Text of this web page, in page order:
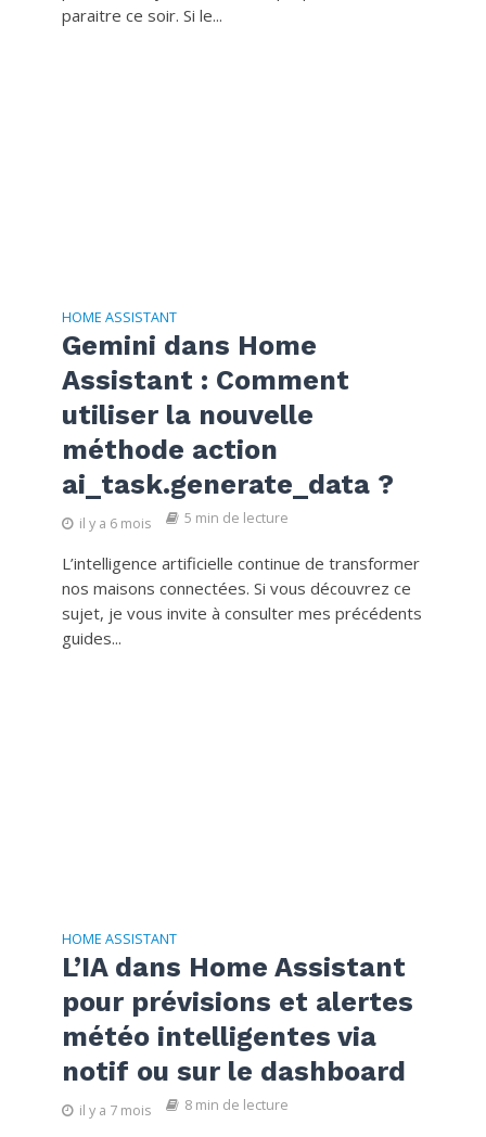
paraitre ce soir. Si le...
HOME ASSISTANT
Gemini dans Home
Assistant : Comment
utiliser la nouvelle
méthode action
ai_task.generate_data ?
il y a 6 mois 5 min de lecture
L’intelligence artificielle continue de transformer
nos maisons connectées. Si vous découvrez ce
sujet, je vous invite à consulter mes précédents
guides...
HOME ASSISTANT
L’IA dans Home Assistant
pour prévisions et alertes
météo intelligentes via
notif ou sur le dashboard
il y a 7 mois 8 min de lecture